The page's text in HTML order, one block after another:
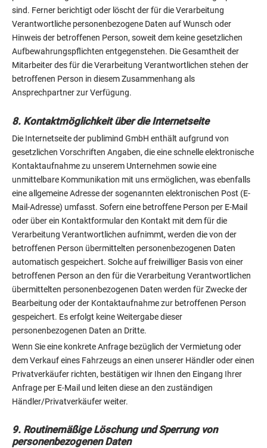
sind. Ferner berichtigt oder löscht der für die Verarbeitung
Verantwortliche personenbezogene Daten auf Wunsch oder
Hinweis der betroffenen Person, soweit dem keine gesetzlichen
Aufbewahrungspflichten entgegenstehen. Die Gesamtheit der
Mitarbeiter des für die Verarbeitung Verantwortlichen stehen der
betroffenen Person in diesem Zusammenhang als
Ansprechpartner zur Verfügung.
8. Kontaktmöglichkeit über die Internetseite
Die Internetseite der publimind GmbH enthält aufgrund von
gesetzlichen Vorschriften Angaben, die eine schnelle elektronische
Kontaktaufnahme zu unserem Unternehmen sowie eine
unmittelbare Kommunikation mit uns ermöglichen, was ebenfalls
eine allgemeine Adresse der sogenannten elektronischen Post (E-
Mail-Adresse) umfasst. Sofern eine betroffene Person per E-Mail
oder über ein Kontaktformular den Kontakt mit dem für die
Verarbeitung Verantwortlichen aufnimmt, werden die von der
betroffenen Person übermittelten personenbezogenen Daten
automatisch gespeichert. Solche auf freiwilliger Basis von einer
betroffenen Person an den für die Verarbeitung Verantwortlichen
übermittelten personenbezogenen Daten werden für Zwecke der
Bearbeitung oder der Kontaktaufnahme zur betroffenen Person
gespeichert. Es erfolgt keine Weitergabe dieser
personenbezogenen Daten an Dritte.
Wenn Sie eine konkrete Anfrage bezüglich der Vermietung oder
dem Verkauf eines Fahrzeugs an einen unserer Händler oder einen
Privatverkäufer richten, bestätigen wir Ihnen den Eingang Ihrer
Anfrage per E-Mail und leiten diese an den zuständigen
Händler/Privatverkäufer weiter.
9. Routinemäßige Löschung und Sperrung von
personenbezogenen Daten